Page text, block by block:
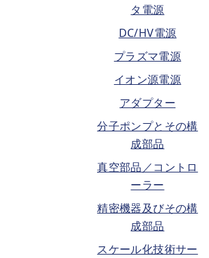
タ電源
DC/HV電源
プラズマ電源
イオン源電源
アダプター
分子ポンプとその構
成部品
真空部品／コントロ
ーラー
精密機器及びその構
成部品
スケール化技術サー